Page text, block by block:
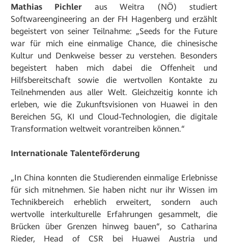
Mathias Pichler aus Weitra (NÖ) studiert
Softwareengineering an der FH Hagenberg und erzählt
begeistert von seiner Teilnahme: „Seeds for the Future
war für mich eine einmalige Chance, die chinesische
Kultur und Denkweise besser zu verstehen. Besonders
begeistert haben mich dabei die Offenheit und
Hilfsbereitschaft sowie die wertvollen Kontakte zu
Teilnehmenden aus aller Welt. Gleichzeitig konnte ich
erleben, wie die Zukunftsvisionen von Huawei in den
Bereichen 5G, KI und Cloud-Technologien, die digitale
Transformation weltweit vorantreiben können.“
Internationale Talenteförderung
„In China konnten die Studierenden einmalige Erlebnisse
für sich mitnehmen. Sie haben nicht nur ihr Wissen im
Technikbereich erheblich erweitert, sondern auch
wertvolle interkulturelle Erfahrungen gesammelt, die
Brücken über Grenzen hinweg bauen“, so Catharina
Rieder, Head of CSR bei Huawei Austria und